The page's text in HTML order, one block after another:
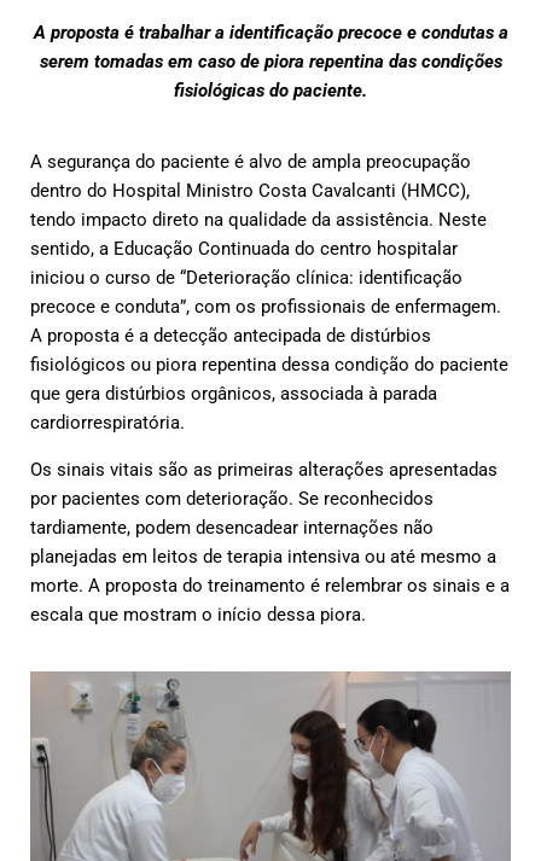
A proposta é trabalhar a identificação precoce e condutas a
serem tomadas em caso de piora repentina das condições
fisiológicas do paciente.
A segurança do paciente é alvo de ampla preocupação
dentro do Hospital Ministro Costa Cavalcanti (HMCC),
tendo impacto direto na qualidade da assistência. Neste
sentido, a Educação Continuada do centro hospitalar
iniciou o curso de “Deterioração clínica: identificação
precoce e conduta”, com os profissionais de enfermagem.
A proposta é a detecção antecipada de distúrbios
fisiológicos ou piora repentina dessa condição do paciente
que gera distúrbios orgânicos, associada à parada
cardiorrespiratória.
Os sinais vitais são as primeiras alterações apresentadas
por pacientes com deterioração. Se reconhecidos
tardiamente, podem desencadear internações não
planejadas em leitos de terapia intensiva ou até mesmo a
morte. A proposta do treinamento é relembrar os sinais e a
escala que mostram o início dessa piora.